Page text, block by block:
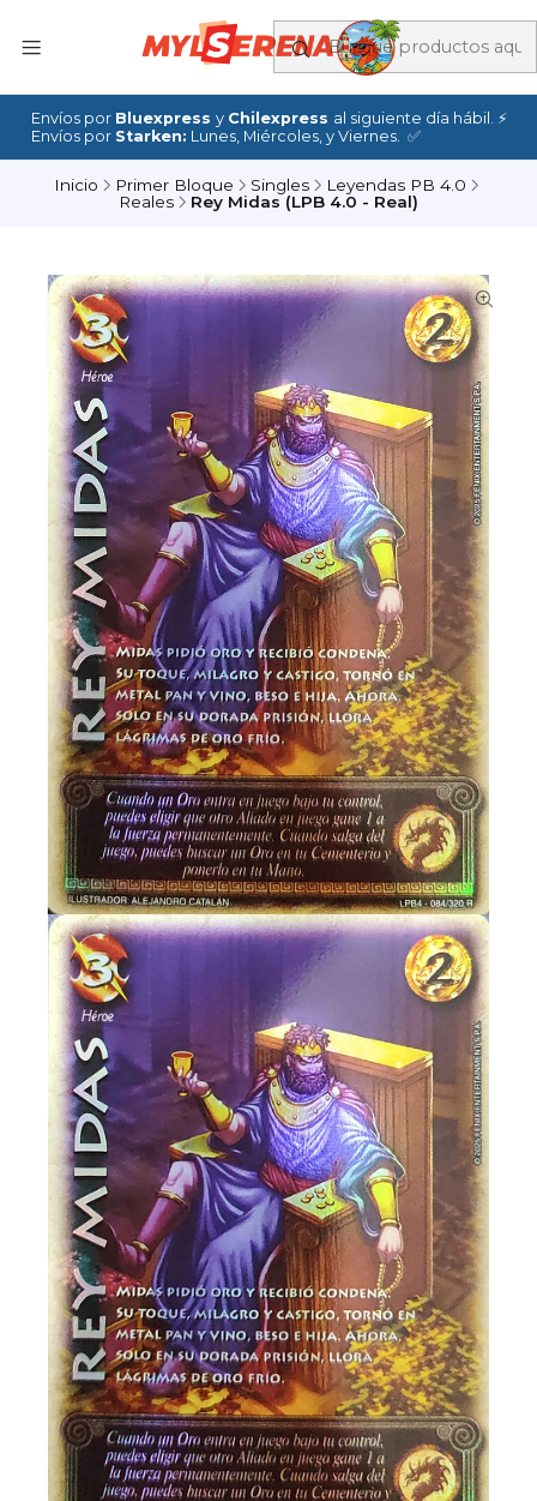
Envíos por Bluexpress y Chilexpress al siguiente día hábil. ⚡
Envíos por Starken: Lunes, Miércoles, y Viernes. ✅
Inicio Primer Bloque Singles
Leyendas PB 4.0
Reales
Rey Midas (LPB 4.0 - Real)